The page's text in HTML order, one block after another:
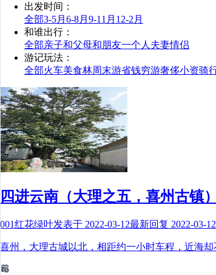
出发时间 ：
全部3-5月 6-8月 9-11月 12-2月
和谁出行 ：
全部亲子和父母和朋友一个人 夫妻情侣
游记玩法 ：
全部火车美食林周末游省钱穷游奢侈小资骑
四进云南（大理之五，喜州古镇）
001红花绿叶发表于 2022-03-12最新回复 2022-03-12
喜州，大理古城以北，相距约一小时车程，近海